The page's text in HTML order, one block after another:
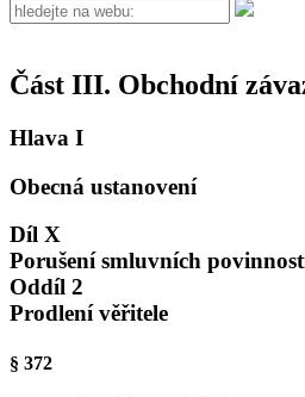
Část III. Obchodní
Hlava I
Obecná ustanovení
Díl X
Porušení smluvních
Oddíl 2
Prodlení věřitele
§ 372